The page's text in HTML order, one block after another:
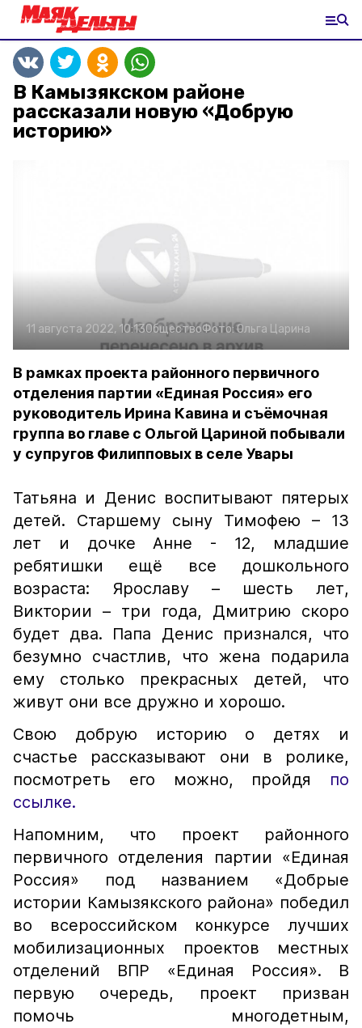
В Камызякском районе
рассказали новую «Добрую
историю»
11 августа 2022, 10:13ОбществоФото:Ольга Царина
В рамках проекта районного первичного
отделения партии «Единая Россия» его
руководитель Ирина Кавина и съёмочная
группа во главе с Ольгой Цариной побывали
у супругов Филипповых в селе Увары
Татьяна и Денис воспитывают пятерых
детей. Старшему сыну Тимофею – 13
лет и дочке Анне - 12, младшие
ребятишки ещё все дошкольного
возраста: Ярославу – шесть лет,
Виктории – три года, Дмитрию скоро
будет два. Папа Денис признался, что
безумно счастлив, что жена подарила
ему столько прекрасных детей, что
живут они все дружно и хорошо.
Свою добрую историю о детях и
счастье рассказывают они в ролике,
посмотреть его можно, пройдя по
ссылке.
Напомним, что проект районного
первичного отделения партии «Единая
Россия» под названием «Добрые
истории Камызякского района» победил
во всероссийском конкурсе лучших
мобилизационных проектов местных
отделений ВПР «Единая Россия». В
первую очередь, проект призван
помочь многодетным,